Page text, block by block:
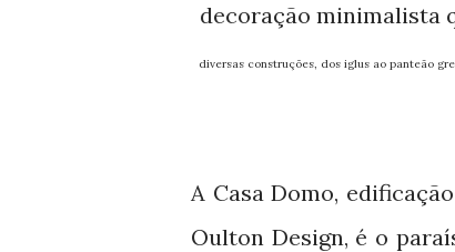
decoração minimalista
diversas construções, dos iglus ao panteão
A Casa Domo,
Oulton Design, é o